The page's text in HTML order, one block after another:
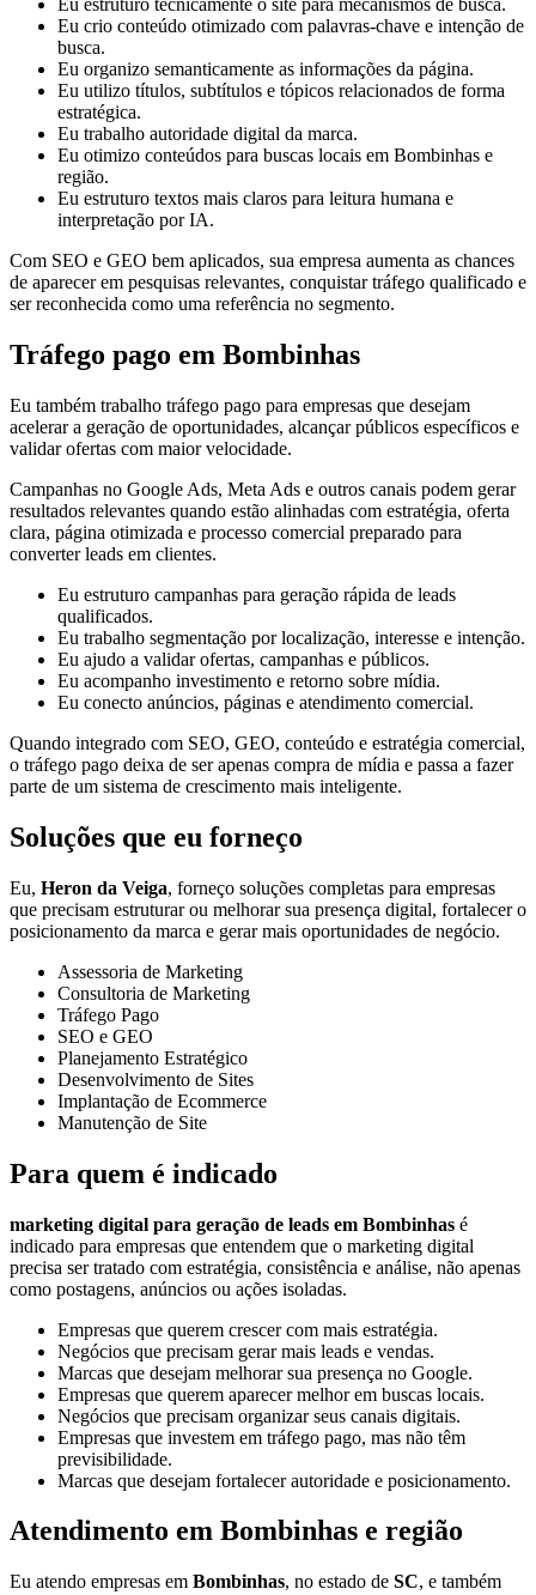
Eu estruturo tecnicamente o site para mecanismos de busca.
Eu crio conteúdo otimizado com palavras-chave e intenção de
busca.
Eu organizo semanticamente as informações da página.
Eu utilizo títulos, subtítulos e tópicos relacionados de forma
estratégica.
Eu trabalho autoridade digital da marca.
Eu otimizo conteúdos para buscas locais em Bombinhas e
região.
Eu estruturo textos mais claros para leitura humana e
interpretação por IA.
Com SEO e GEO bem aplicados, sua empresa aumenta as chances
de aparecer em pesquisas relevantes, conquistar tráfego qualificado e
ser reconhecida como uma referência no segmento.
Tráfego pago em Bombinhas
Eu também trabalho tráfego pago para empresas que desejam
acelerar a geração de oportunidades, alcançar públicos específicos e
validar ofertas com maior velocidade.
Campanhas no Google Ads, Meta Ads e outros canais podem gerar
resultados relevantes quando estão alinhadas com estratégia, oferta
clara, página otimizada e processo comercial preparado para
converter leads em clientes.
Eu estruturo campanhas para geração rápida de leads
qualificados.
Eu trabalho segmentação por localização, interesse e intenção.
Eu ajudo a validar ofertas, campanhas e públicos.
Eu acompanho investimento e retorno sobre mídia.
Eu conecto anúncios, páginas e atendimento comercial.
Quando integrado com SEO, GEO, conteúdo e estratégia comercial,
o tráfego pago deixa de ser apenas compra de mídia e passa a fazer
parte de um sistema de crescimento mais inteligente.
Soluções que eu forneço
Eu, Heron da Veiga, forneço soluções completas para empresas
que precisam estruturar ou melhorar sua presença digital, fortalecer o
posicionamento da marca e gerar mais oportunidades de negócio.
Assessoria de Marketing
Consultoria de Marketing
Tráfego Pago
SEO e GEO
Planejamento Estratégico
Desenvolvimento de Sites
Implantação de Ecommerce
Manutenção de Site
Para quem é indicado
marketing digital para geração de leads em Bombinhas é
indicado para empresas que entendem que o marketing digital
precisa ser tratado com estratégia, consistência e análise, não apenas
como postagens, anúncios ou ações isoladas.
Empresas que querem crescer com mais estratégia.
Negócios que precisam gerar mais leads e vendas.
Marcas que desejam melhorar sua presença no Google.
Empresas que querem aparecer melhor em buscas locais.
Negócios que precisam organizar seus canais digitais.
Empresas que investem em tráfego pago, mas não têm
previsibilidade.
Marcas que desejam fortalecer autoridade e posicionamento.
Atendimento em Bombinhas e região
Eu atendo empresas em Bombinhas, no estado de SC, e também